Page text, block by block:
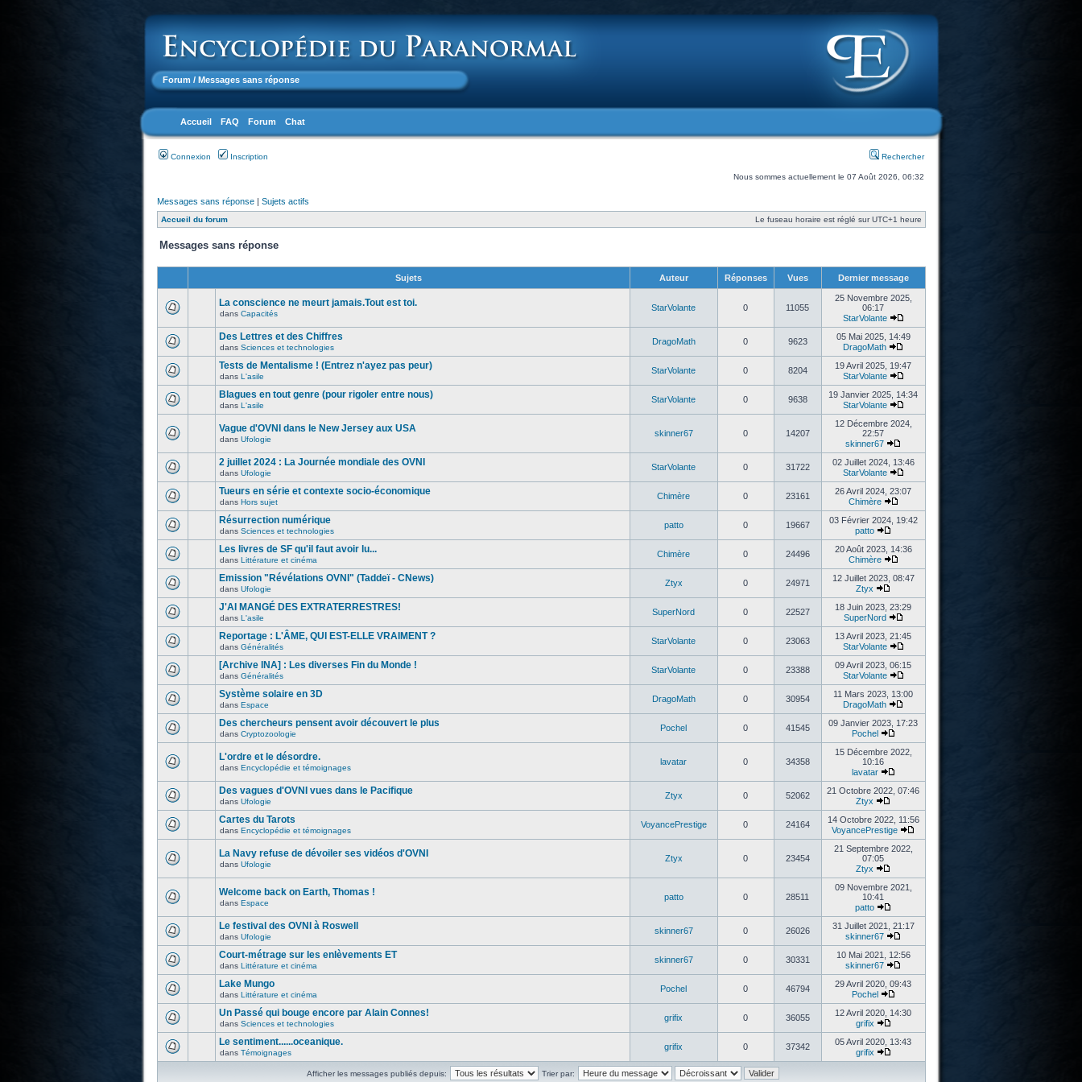
Forum / Messages sans réponse
Accueil FAQ Forum Chat
Connexion Inscription Rechercher
Nous sommes actuellement le 07 Août 2026, 06:32
Messages sans réponse| Sujets actifs
Accueil du forum Le fuseau horaire est réglé sur UTC+1 heure
Messages sans réponse
Sujets Auteur Réponses Vues Dernier message
La conscience ne meurt jamais.Tout est toi.
dans Capacités
StarVolante 0 11055
25 Novembre 2025,
06:17
StarVolante
Des Lettres et des Chiffres
dans Sciences et technologies
DragoMath 0 9623
05 Mai 2025, 14:49
DragoMath
Tests de Mentalisme ! (Entrez n'ayez pas peur)
dans L'asile
StarVolante 0 8204
19 Avril 2025, 19:47
StarVolante
Blagues en tout genre (pour rigoler entre nous)
dans L'asile
StarVolante 0 9638
19 Janvier 2025, 14:34
StarVolante
Vague d'OVNI dans le New Jersey aux USA
dans Ufologie
skinner67 0 14207
12 Décembre 2024,
22:57
skinner67
2 juillet 2024 : La Journée mondiale des OVNI
dans Ufologie
StarVolante 0 31722
02 Juillet 2024, 13:46
StarVolante
Tueurs en série et contexte socio-économique
dans Hors sujet
Chimère 0 23161
26 Avril 2024, 23:07
Chimère
Résurrection numérique
dans Sciences et technologies
patto 0 19667
03 Février 2024, 19:42
patto
Les livres de SF qu'il faut avoir lu...
dans Littérature et cinéma
Chimère 0 24496
20 Août 2023, 14:36
Chimère
Emission "Révélations OVNI" (Taddeï - CNews)
dans Ufologie
Ztyx 0 24971
12 Juillet 2023, 08:47
Ztyx
J'AI MANGÉ DES EXTRATERRESTRES!
dans L'asile
SuperNord 0 22527
18 Juin 2023, 23:29
SuperNord
Reportage : L'ÂME, QUI EST-ELLE VRAIMENT ?
dans Généralités
StarVolante 0 23063
13 Avril 2023, 21:45
StarVolante
[Archive INA] : Les diverses Fin du Monde !
dans Généralités
StarVolante 0 23388
09 Avril 2023, 06:15
StarVolante
Système solaire en 3D
dans Espace
DragoMath 0 30954
11 Mars 2023, 13:00
DragoMath
Des chercheurs pensent avoir découvert le plus
dans Cryptozoologie
Pochel 0 41545
09 Janvier 2023, 17:23
Pochel
L'ordre et le désordre.
dans Encyclopédie et témoignages
lavatar 0 34358
15 Décembre 2022,
10:16
lavatar
Des vagues d'OVNI vues dans le Pacifique
dans Ufologie
Ztyx 0 52062
21 Octobre 2022, 07:46
Ztyx
Cartes du Tarots
dans Encyclopédie et témoignages
VoyancePrestige 0 24164
14 Octobre 2022, 11:56
VoyancePrestige
La Navy refuse de dévoiler ses vidéos d'OVNI
dans Ufologie
Ztyx 0 23454
21 Septembre 2022,
07:05
Ztyx
Welcome back on Earth, Thomas !
dans Espace
patto 0 28511
09 Novembre 2021,
10:41
patto
Le festival des OVNI à Roswell
dans Ufologie
skinner67 0 26026
31 Juillet 2021, 21:17
skinner67
Court-métrage sur les enlèvements ET
dans Littérature et cinéma
skinner67 0 30331
10 Mai 2021, 12:56
skinner67
Lake Mungo
dans Littérature et cinéma
Pochel 0 46794
29 Avril 2020, 09:43
Pochel
Un Passé qui bouge encore par Alain Connes!
dans Sciences et technologies
grifix 0 36055
12 Avril 2020, 14:30
grifix
Le sentiment......oceanique.
dans Témoignages
grifix 0 37342
05 Avril 2020, 13:43
grifix
Afficher les messages publiés depuis: Trier par: